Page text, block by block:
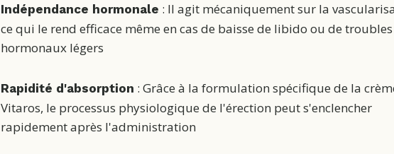
Indépendance hormonale : Il agit mécaniquement sur la
ce qui le rend efficace même en cas de baisse de libido ou de troubles
hormonaux légers
Rapidité d'absorption : Grâce à la formulation spécifique de la
Vitaros, le processus physiologique de l'érection peut s'enclencher
rapidement après l'administration